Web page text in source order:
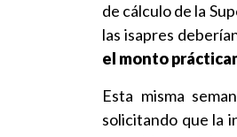
de cálculo de la
las isapres
el monto
Esta misma
solicitando que la